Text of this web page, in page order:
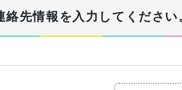
先情報を入力してください